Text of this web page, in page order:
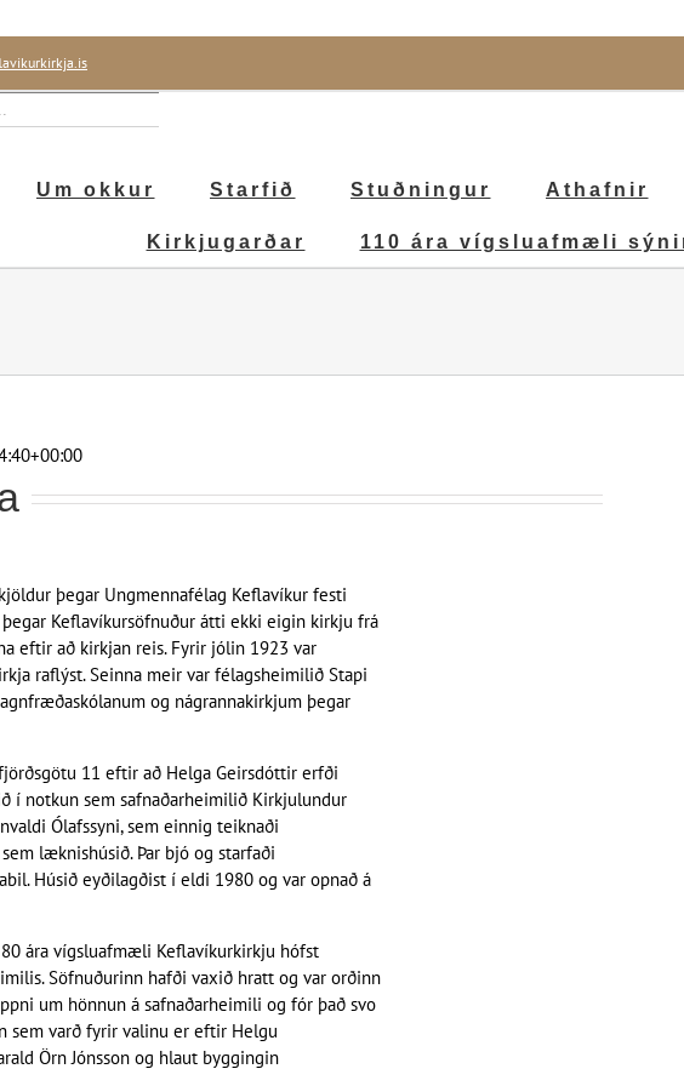
Um okkur Starfið Stuðningur Athafnir
Kirkjugarðar 110 ára vígsluafmæli
þegar Ungmennafélag Keflavíkur festi
Keflavíkursöfnuður átti ekki eigin kirkju frá
eftir að kirkjan reis. Fyrir jólin 1923 var
raflýst. Seinna meir var félagsheimilið Stapi
og nágrannakirkjum þegar
11 eftir að Helga Geirsdóttir erfði
í notkun sem safnaðarheimilið Kirkjulundur
Ólafssyni, sem einnig teiknaði
læknishúsið. Þar bjó og starfaði
Húsið eyðilagðist í eldi 1980 og var opnað á
ára vígsluafmæli Keflavíkurkirkju hófst
Söfnuðurinn hafði vaxið hratt og var orðinn
um hönnun á safnaðarheimili og fór það svo
sem varð fyrir valinu er eftir Helgu
Örn Jónsson og hlaut byggingin